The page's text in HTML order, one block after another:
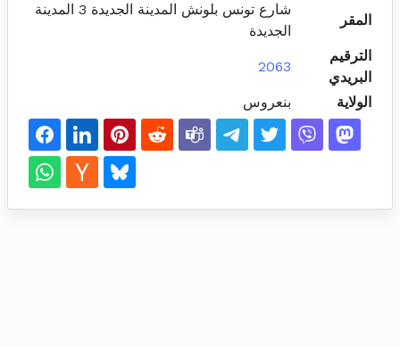
المقر
شارع تونس بلونش المدينة الجديدة 3 المدينة
الجديدة
الترقيم
البريدي
2063
الولاية بنعروس